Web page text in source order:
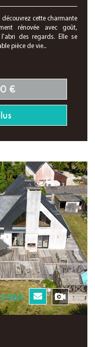
découvrez cette charmante
rénovée avec goût,
des regards. Elle se
pièce de vie...
€
BIEN